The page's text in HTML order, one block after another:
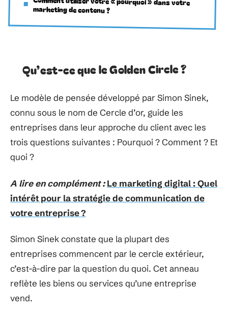
marketing de contenu ?
Qu’est-ce que le Golden Circle ?
Le modèle de pensée développé par Simon Sinek,
connu sous le nom de Cercle d’or, guide les
entreprises dans leur approche du client avec les
trois questions suivantes : Pourquoi ? Comment ? Et
quoi ?
A lire en complément : Le marketing digital : Quel
intérêt pour la stratégie de communication de
votre entreprise ?
Simon Sinek constate que la plupart des
entreprises commencent par le cercle extérieur,
c’est-à-dire par la question du quoi. Cet anneau
reflète les biens ou services qu’une entreprise
vend.